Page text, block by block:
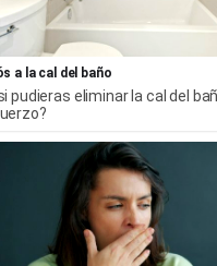
a la cal del baño
pudieras eliminar la cal del